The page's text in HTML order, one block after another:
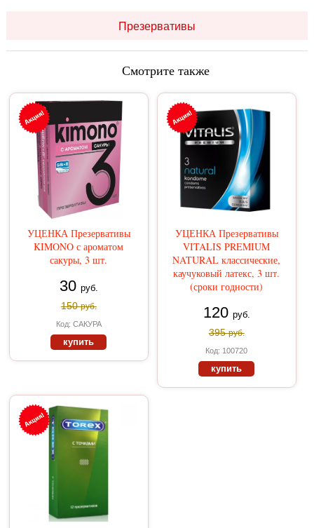
Презервативы
Смотрите также
УЦЕНКА Презервативы
KIMONO с ароматом
сакуры, 3 шт.
30 руб.
150руб.
Код: САКУРА
купить
УЦЕНКА Презервативы
VITALIS PREMIUM
NATURAL классические,
каучуковый латекс, 3 шт.
(сроки годности)
120 руб.
395руб.
Код: 100720
купить